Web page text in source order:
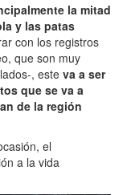
la mitad
y las patas
con los registros
que son muy
, este va a ser
que se va a
de la región
el
a la vida